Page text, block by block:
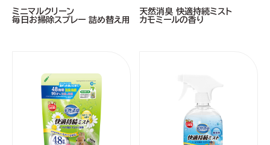
ミニマルクリーン
毎日お掃除スプレー 詰め替え用
天然消臭 快適持続ミスト
カモミールの香り